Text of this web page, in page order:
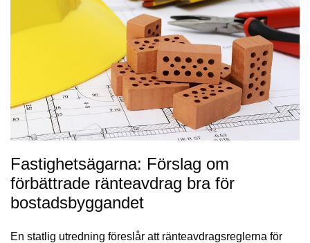
Fastighetsägarna: Förslag om
förbättrade ränteavdrag bra för
bostadsbyggandet
En statlig utredning föreslår att ränteavdragsreglerna för